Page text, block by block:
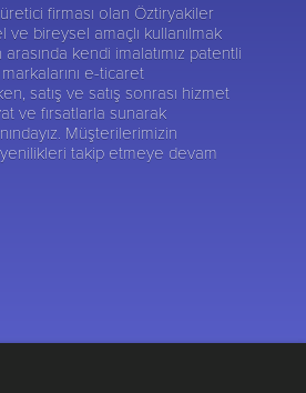
firması olan Öztiryakiler
bireysel amaçlı kullanılmak
kendi imalatımız patentli
e-ticaret
satış ve satış sonrası hizmet
ve fırsatlarla sunarak
Müşterilerimizin
takip etmeye devam